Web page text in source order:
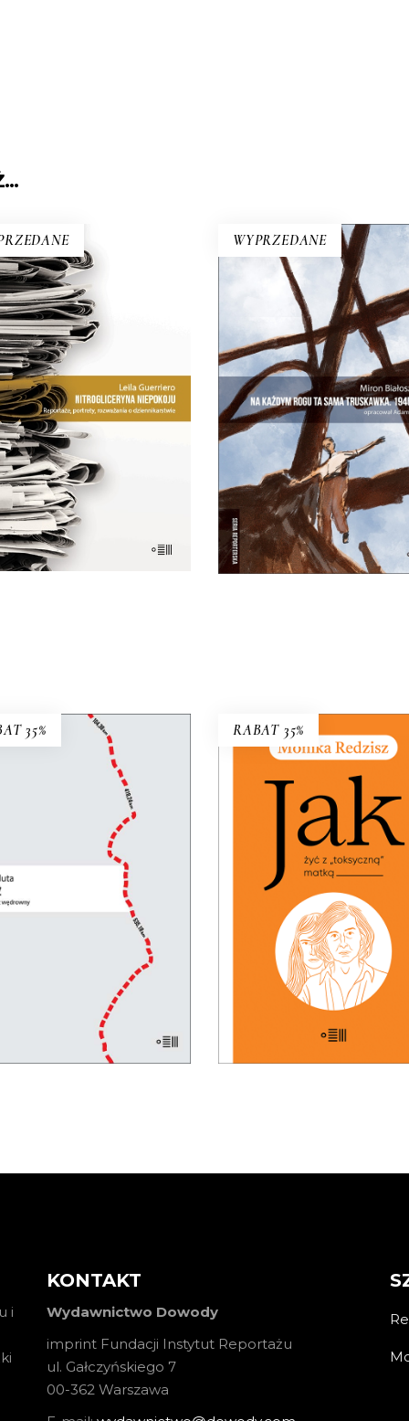
E-BOOK DO
KOSZYKA
NITROGLICERYNA
NIEPOKOJU
zauważa dziennikarka w
z esejów, warto
różnicę między
„poprawnym” a
dobrym”.
53.00zł 26.50
WYPRZEDANE
E-BOOK DO
KOSZYKA
NA KAŻDYM ROGU
SAMA
Zupełnie nowe miasto.
inna Warszawa na
śmieciach. Skąd się
50.00zł 25.00zł
35%
E-BOOK DO
KOSZYKA
REPORTAŻ
WĘDROWNY
pieszej reporterki
się z uniwersalną refleksją
nad granicami, murami i
które dzielą ludzi.
zł
RABAT 35%
E-BOOK DO
KOSZYKA
JAK ŻYĆ Z
MATKĄ
PREMIERA: 24 listopada
49.99 zł 32.49
KSIĄŻKA DO
KOSZYKA
i
KONTAKT
Wydawnictwo Dowody
imprint Fundacji Instytut Reportażu
ul. Gałczyńskiego 7
00-362 Warszawa